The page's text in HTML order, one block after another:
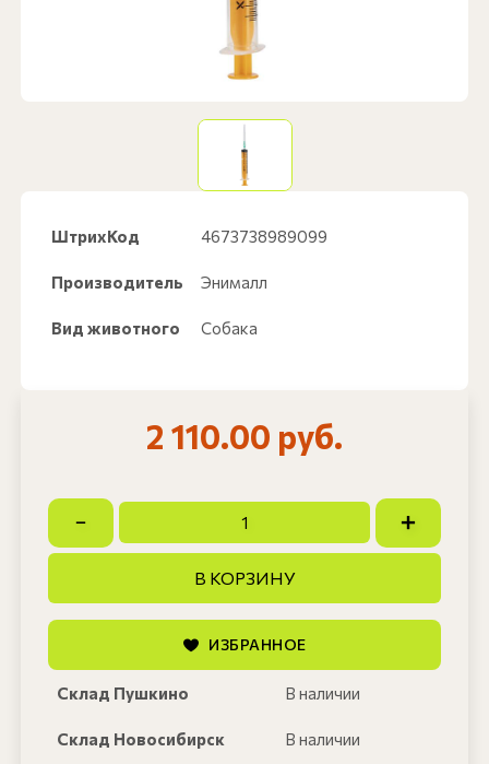
ШтрихКод 4673738989099
Производитель Энималл
Вид животного Собака
2 110.00 руб.
В КОРЗИНУ
ИЗБРАННОЕ
Склад Пушкино В наличии
Склад Новосибирск В наличии